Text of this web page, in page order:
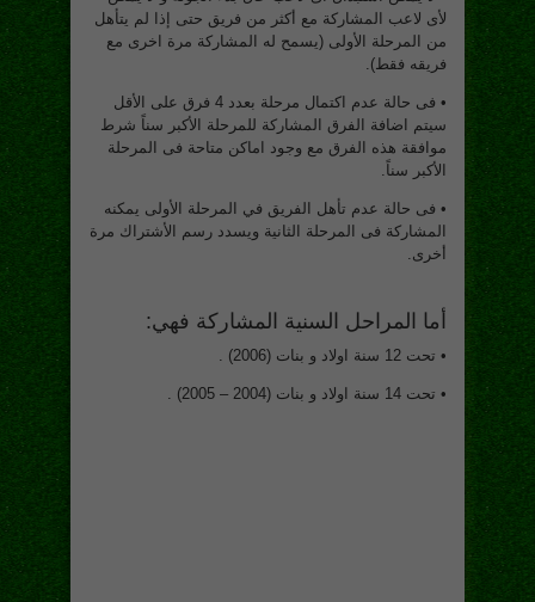
لأى لاعب المشاركة مع أكثر من فريق حتى إذا لم يتأهل
من المرحلة الأولى (يسمح له المشاركة مرة اخرى مع
فريقه فقط).
• فى حالة عدم اكتمال مرحلة بعدد 4 فرق على الأقل
سيتم اضافة الفرق المشاركة للمرحلة الأكبر سناً شرط
موافقة هذه الفرق مع وجود اماكن متاحة فى المرحلة
الأكبر سناً.
• فى حالة عدم تأهل الفريق في المرحلة الأولى يمكنه
المشاركة فى المرحلة الثانية ويسدد رسم الأشتراك مرة
أخرى.
أما المراحل السنية المشاركة فهي:
• تحت 12 سنة اولاد و بنات (2006) .
• تحت 14 سنة اولاد و بنات (2004 – 2005) .